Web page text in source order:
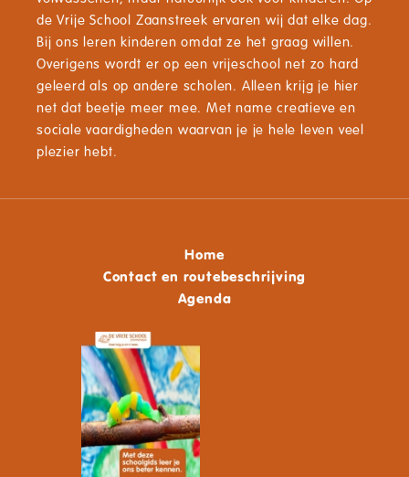
de Vrije School Zaanstreek ervaren wij dat elke dag.
Bij ons leren kinderen omdat ze het graag willen.
Overigens wordt er op een vrijeschool net zo hard
geleerd als op andere scholen. Alleen krijg je hier
net dat beetje meer mee. Met name creatieve en
sociale vaardigheden waarvan je je hele leven veel
plezier hebt.
Home
Contact en routebeschrijving
Agenda